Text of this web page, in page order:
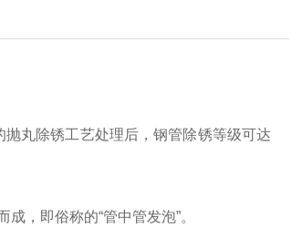
丸除锈工艺处理后，钢管除锈等级可达
，即俗称的“管中管发泡”。